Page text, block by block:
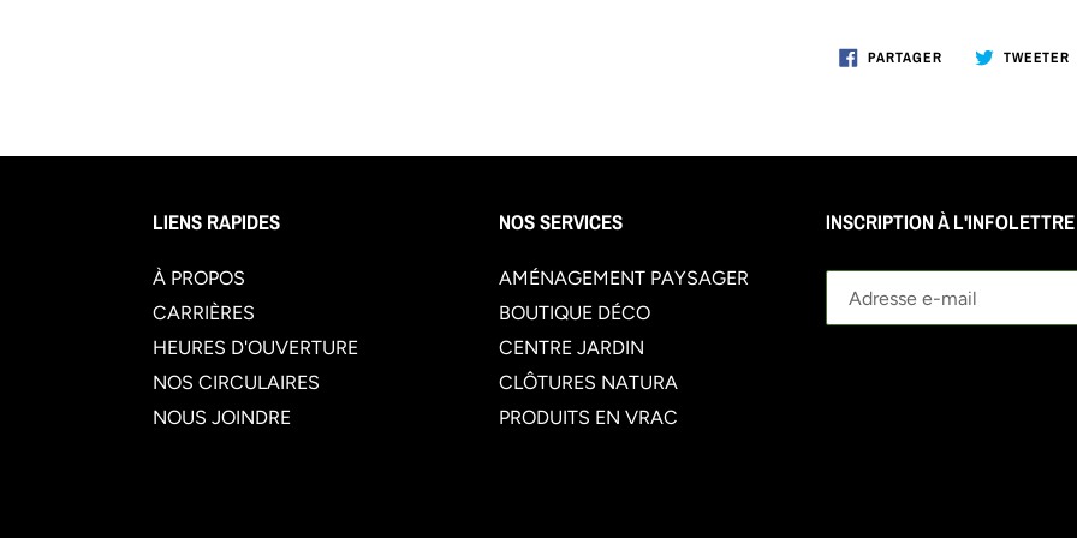
PARTAGERPARTAGER
SUR
TWEETER
LIENS RAPIDES
À PROPOS
CARRIÈRES
HEURES D'OUVERTURE
NOS CIRCULAIRES
NOUS JOINDRE
NOS SERVICES
AMÉNAGEMENT PAYSAGER
BOUTIQUE DÉCO
CENTRE JARDIN
CLÔTURES NATURA
PRODUITS EN VRAC
INSCRIPTION À L'INFOLETTRE